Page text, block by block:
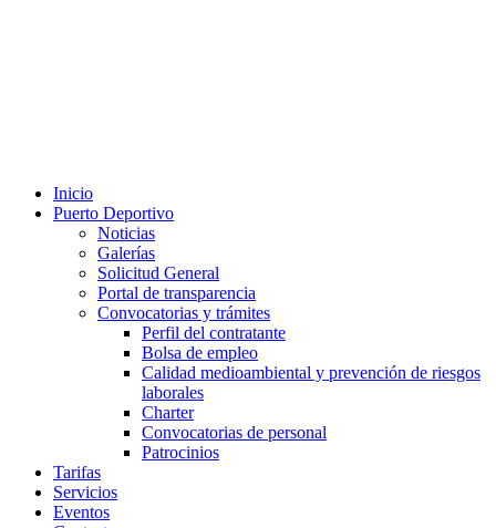
Inicio
Puerto Deportivo
Noticias
Galerías
Solicitud General
Portal de transparencia
Convocatorias y trámites
Perfil del contratante
Bolsa de empleo
Calidad medioambiental y prevención de riesgos
laborales
Charter
Convocatorias de personal
Patrocinios
Tarifas
Servicios
Eventos